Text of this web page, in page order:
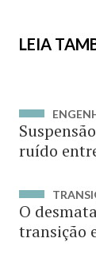
LEIA
ruído
O
transição